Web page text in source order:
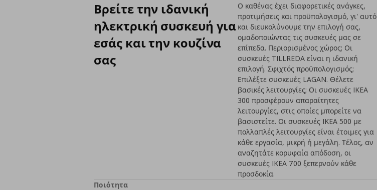
Βρείτε την ιδανική
ηλεκτρική συσκευή για
εσάς και την κουζίνα
σας
Ο καθένας έχει διαφορετικές ανάγκες,
προτιμήσεις και προϋπολογισμό, γι' αυτό
και διευκολύνουμε την επιλογή σας,
ομαδοποιώντας τις συσκευές μας σε
επίπεδα. Περιορισμένος χώρος; Οι
συσκευές TILLREDA είναι η ιδανική
επιλογή. Σφιχτός προϋπολογισμός;
Επιλέξτε συσκευές LAGAN. Θέλετε
βασικές λειτουργίες; Οι συσκευές IKEA
300 προσφέρουν απαραίτητες
λειτουργίες, στις οποίες μπορείτε να
βασιστείτε. Οι συσκευές IKEA 500 με
πολλαπλές λειτουργίες είναι έτοιμες για
κάθε εργασία, μικρή ή μεγάλη. Τέλος, αν
αναζητάτε κορυφαία απόδοση, οι
συσκευές IKEA 700 ξεπερνούν κάθε
προσδοκία.
Ποιότητα